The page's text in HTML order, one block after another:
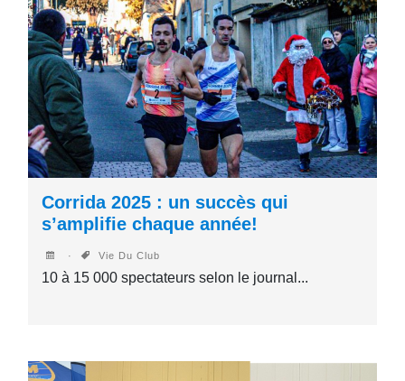
Corrida 2025 : un succès qui
s’amplifie chaque année!
Vie Du Club
10 à 15 000 spectateurs selon le journal...